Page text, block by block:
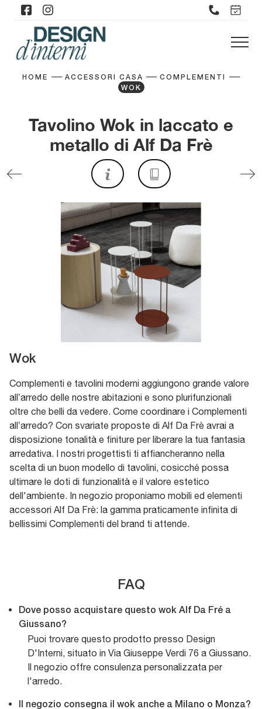
HOME ACCESSORI CASA
COMPLEMENTI
WOK
Tavolino Wok in laccato e
metallo di Alf Da Frè
Wok
Complementi e tavolini moderni aggiungono grande valore
all’arredo delle nostre abitazioni e sono plurifunzionali
oltre che belli da vedere. Come coordinare i Complementi
all’arredo? Con svariate proposte di Alf Da Frè avrai a
disposizione tonalità e finiture per liberare la tua fantasia
arredativa. I nostri progettisti ti affiancheranno nella
scelta di un buon modello di tavolini, cosicché possa
ultimare le doti di funzionalità e il valore estetico
dell'ambiente. In negozio proponiamo mobili ed elementi
accessori Alf Da Frè: la gamma praticamente infinita di
bellissimi Complementi del brand ti attende.
FAQ
Dove posso acquistare questo wok Alf Da Fré a
Giussano?
Puoi trovare questo prodotto presso Design
D'Interni, situato in Via Giuseppe Verdi 76 a Giussano.
Il negozio offre consulenza personalizzata per
l'arredo.
Il negozio consegna il wok anche a Milano o Monza?